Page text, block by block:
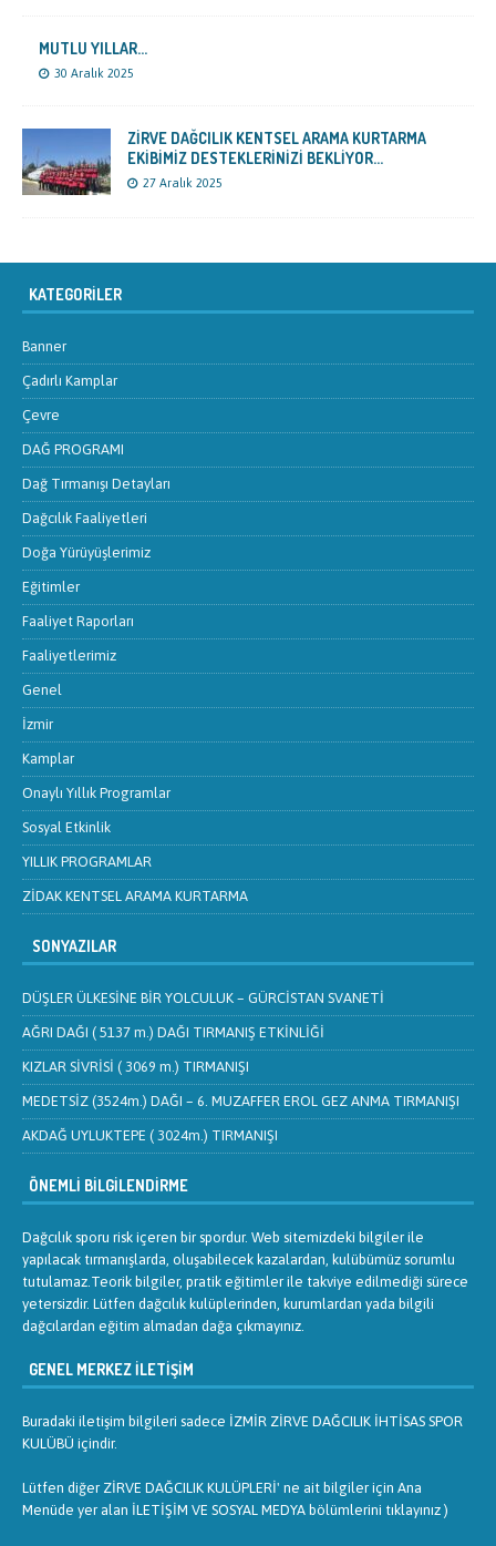
MUTLU YILLAR…
30 Aralık 2025
ZİRVE DAĞCILIK KENTSEL ARAMA KURTARMA
EKİBİMİZ DESTEKLERİNİZİ BEKLİYOR…
27 Aralık 2025
KATEGORILER
Banner
Çadırlı Kamplar
Çevre
DAĞ PROGRAMI
Dağ Tırmanışı Detayları
Dağcılık Faaliyetleri
Doğa Yürüyüşlerimiz
Eğitimler
Faaliyet Raporları
Faaliyetlerimiz
Genel
İzmir
Kamplar
Onaylı Yıllık Programlar
Sosyal Etkinlik
YILLIK PROGRAMLAR
ZİDAK KENTSEL ARAMA KURTARMA
SONYAZILAR
DÜŞLER ÜLKESİNE BİR YOLCULUK – GÜRCİSTAN SVANETİ
AĞRI DAĞI ( 5137 m.) DAĞI TIRMANIŞ ETKİNLİĞİ
KIZLAR SİVRİSİ ( 3069 m.) TIRMANIŞI
MEDETSİZ (3524m.) DAĞI – 6. MUZAFFER EROL GEZ ANMA TIRMANIŞI
AKDAĞ UYLUKTEPE ( 3024m.) TIRMANIŞI
ÖNEMLI BILGILENDIRME
Dağcılık sporu risk içeren bir spordur. Web sitemizdeki bilgiler ile
yapılacak tırmanışlarda, oluşabilecek kazalardan, kulübümüz sorumlu
tutulamaz.Teorik bilgiler, pratik eğitimler ile takviye edilmediği sürece
yetersizdir. Lütfen dağcılık kulüplerinden, kurumlardan yada bilgili
dağcılardan eğitim almadan dağa çıkmayınız.
GENEL MERKEZ İLETIŞIM
Buradaki iletişim bilgileri sadece İZMİR ZİRVE DAĞCILIK İHTİSAS SPOR
KULÜBÜ içindir.
Lütfen diğer ZİRVE DAĞCILIK KULÜPLERİ' ne ait bilgiler için Ana
Menüde yer alan İLETİŞİM VE SOSYAL MEDYA bölümlerini tıklayınız )